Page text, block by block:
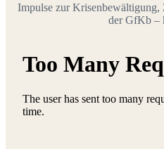
Impulse zur Krisenbewältigung,
der GfKb –